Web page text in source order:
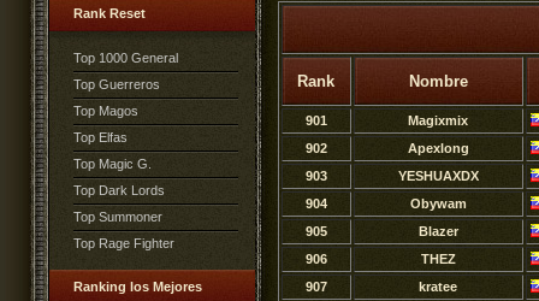
Rank Reset
Top 1000 General
Top Guerreros
Top Magos
Top Elfas
Top Magic G.
Top Dark Lords
Top Summoner
Top Rage Fighter
Ranking los Mejores
Rank Nombre
901
Magixmix
902
Apexlong
903
YESHUAXDX
904
Obywam
905
Blazer
906
THEZ
907
kratee